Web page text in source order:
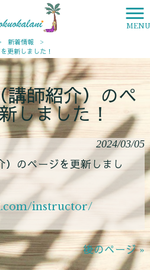
MENU
新着情報
>
更新しました！
師紹介）のペ
しました！
2024/03/05
のページを更新しまし
instructor/
後のページ »